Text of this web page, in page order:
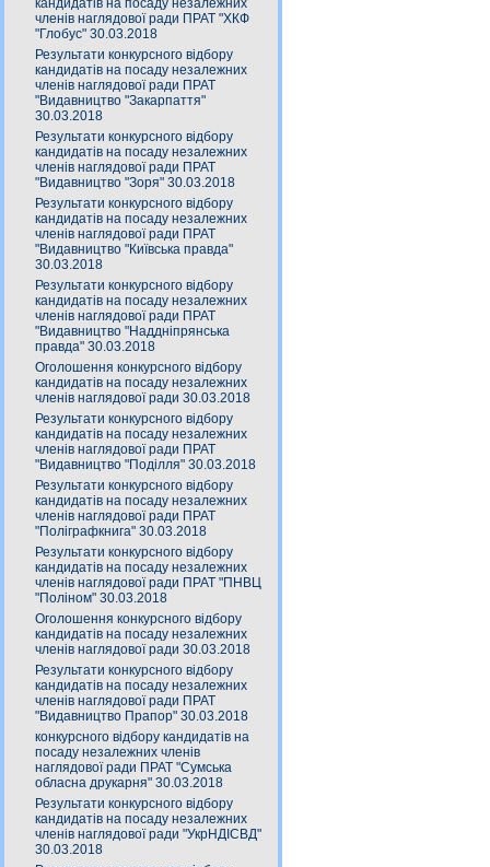
кандидатів на посаду незалежних
членів наглядової ради ПРАТ "ХКФ
"Глобус" 30.03.2018
Результати конкурсного відбору
кандидатів на посаду незалежних
членів наглядової ради ПРАТ
"Видавництво "Закарпаття"
30.03.2018
Результати конкурсного відбору
кандидатів на посаду незалежних
членів наглядової ради ПРАТ
"Видавництво "Зоря" 30.03.2018
Результати конкурсного відбору
кандидатів на посаду незалежних
членів наглядової ради ПРАТ
"Видавництво "Київська правда"
30.03.2018
Результати конкурсного відбору
кандидатів на посаду незалежних
членів наглядової ради ПРАТ
"Видавництво "Наддніпрянська
правда" 30.03.2018
Оголошення конкурсного відбору
кандидатів на посаду незалежних
членів наглядової ради 30.03.2018
Результати конкурсного відбору
кандидатів на посаду незалежних
членів наглядової ради ПРАТ
"Видавництво "Поділля" 30.03.2018
Результати конкурсного відбору
кандидатів на посаду незалежних
членів наглядової ради ПРАТ
"Поліграфкнига" 30.03.2018
Результати конкурсного відбору
кандидатів на посаду незалежних
членів наглядової ради ПРАТ "ПНВЦ
"Поліном" 30.03.2018
Оголошення конкурсного відбору
кандидатів на посаду незалежних
членів наглядової ради 30.03.2018
Результати конкурсного відбору
кандидатів на посаду незалежних
членів наглядової ради ПРАТ
"Видавництво Прапор" 30.03.2018
конкурсного відбору кандидатів на
посаду незалежних членів
наглядової ради ПРАТ "Сумська
обласна друкарня" 30.03.2018
Результати конкурсного відбору
кандидатів на посаду незалежних
членів наглядової ради "УкрНДІСВД"
30.03.2018